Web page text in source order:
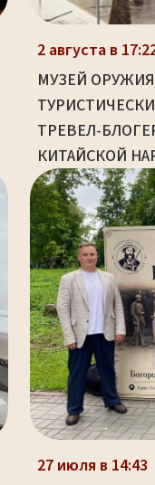
2 августа в
МУЗЕЙ
ТРЕВЕЛ-
КИТАЙСКОЙ
27 июля в 14:43